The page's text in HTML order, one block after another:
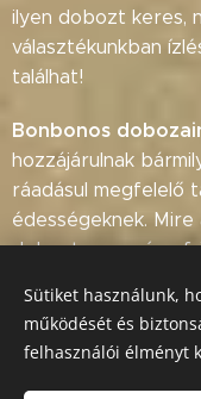
ilyen dobozt keres,
választékunkban
találhat!
Bonbonos
hozzájárulnak
ráadásul megfelelő
édességeknek.
dobozt, ugyanúgy
Ha abonbonos
lennének a
bizalommal
Sütiket használunk,
működését és
felhasználói élményt